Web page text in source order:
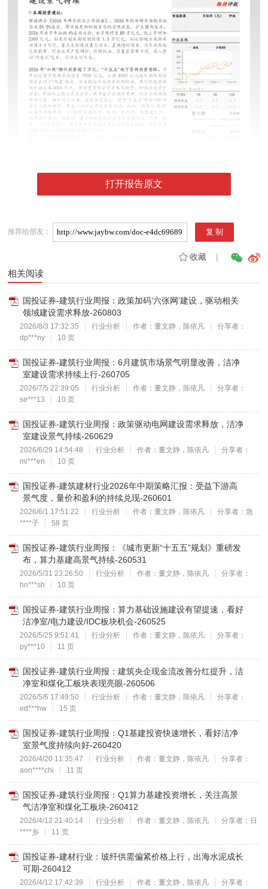
打开报告原文
推荐给朋友：
收藏|
相关阅读
国投证券-建筑行业周报：政策加码‘六张网’建设，驱动相关
领域建设需求释放-260803
2026/8/3 17:32:35 行业分析 作者：董文静，陈依凡
分享者：
dp***ny
10 页
国投证券-建筑行业周报：6月建筑市场景气明显改善，洁净
室建设需求持续上行-260705
2026/7/5 22:39:05 行业分析 作者：董文静，陈依凡
分享者：
se***13
10 页
国投证券-建筑行业周报：政策驱动电网建设需求释放，洁净
室建设景气持续-260629
2026/6/29 14:54:48 行业分析 作者：董文静，陈依凡
分享者：
mi***en
10 页
国投证券-建筑建材行业2026年中期策略汇报：受益下游高
景气度，量价和盈利的持续兑现-260601
2026/6/1 17:51:22 行业分析 作者：董文静，陈依凡
分享者：急
****子
58 页
国投证券-建筑行业周报：《城市更新“十五五”规划》重磅发
布，算力基建高景气持续-260531
2026/5/31 23:26:50 行业分析 作者：董文静，陈依凡
分享者：
hn***sh
10 页
国投证券-建筑行业周报：算力基础设施建设有望提速，看好
洁净室/电力建设/IDC板块机会-260525
2026/5/25 9:51:41 行业分析 作者：董文静，陈依凡
分享者：
py***10
11 页
国投证券-建筑行业周报：建筑央企现金流改善分红提升，洁
净室和煤化工板块表现亮眼-260506
2026/5/6 17:49:50 行业分析 作者：董文静，陈依凡
分享者：
ed***hw
15 页
国投证券-建筑行业周报：Q1基建投资快速增长，看好洁净
室景气度持续向好-260420
2026/4/20 11:35:47 行业分析 作者：董文静，陈依凡
分享者：
aon****chi
11 页
国投证券-建筑行业周报：Q1算力基建投资增长，关注高景
气洁净室和煤化工板块-260412
2026/4/12 21:40:14 行业分析 作者：董文静，陈依凡
分享者：日
****乡
11 页
国投证券-建材行业：玻纤供需偏紧价格上行，出海水泥成长
可期-260412
2026/4/12 17:42:39 行业分析 作者：董文静，陈依凡
分享者：